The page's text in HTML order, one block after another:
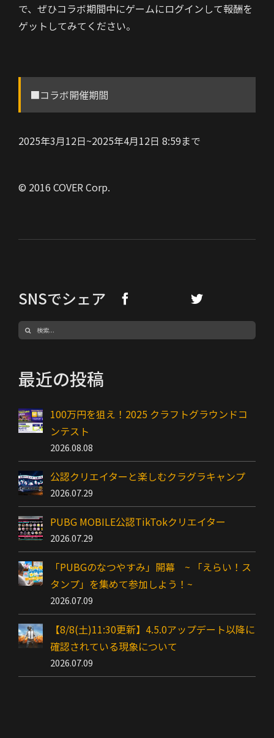
で、ぜひコラボ期間中にゲームにログインして報酬を
ゲットしてみてください。
■コラボ開催期間
2025年3月12日~2025年4月12日 8:59まで
©︎ 2016 COVER Corp.
SNSでシェア
検
最近の投稿
100万円を狙え！2025 クラフトグラウンドコ
ンテスト
2026.08.08
公認クリエイターと楽しむクラグラキャンプ
2026.07.29
PUBG MOBILE公認TikTokクリエイター
2026.07.29
「PUBGのなつやすみ」開幕 ~ 「えらい！ス
タンプ」を集めて参加しよう！~
2026.07.09
【8/8(土)11:30更新】4.5.0アップデート以降に
確認されている現象について
2026.07.09